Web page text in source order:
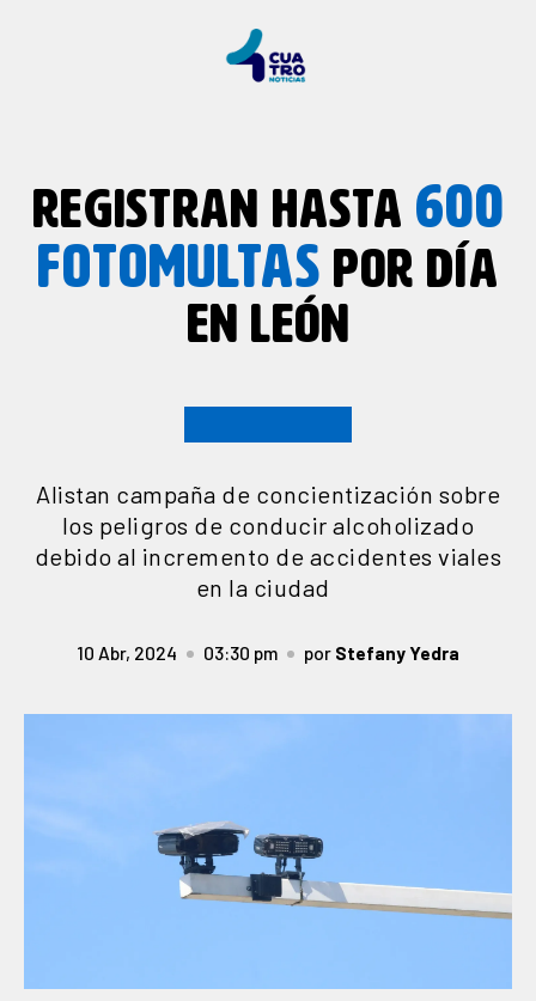
REGISTRAN HASTA 600
FOTOMULTAS POR DÍA
EN LEÓN
Alistan campaña de concientización sobre
los peligros de conducir alcoholizado
debido al incremento de accidentes viales
en la ciudad
10 Abr, 2024 03:30 pm por Stefany Yedra